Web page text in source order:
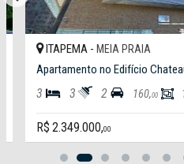
ITAPEMA - MEIA PRAIA
Apartamento no Edifício
3 3 2 160,00
R$ 2.349.000,00